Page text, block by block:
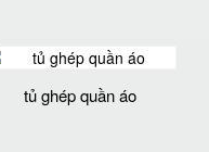
tủ ghép quần áo